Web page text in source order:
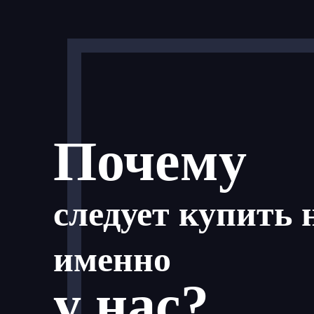
Почему
следует купить
именно